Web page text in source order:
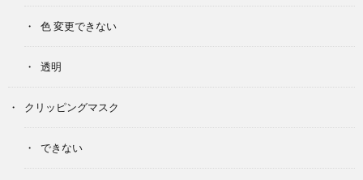
色 変更できない
透明
クリッピングマスク
できない